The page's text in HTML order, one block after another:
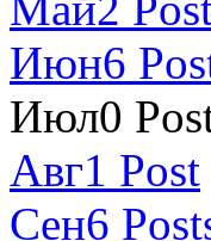
Июн6
Июл0
Авг1 Post
Сен6